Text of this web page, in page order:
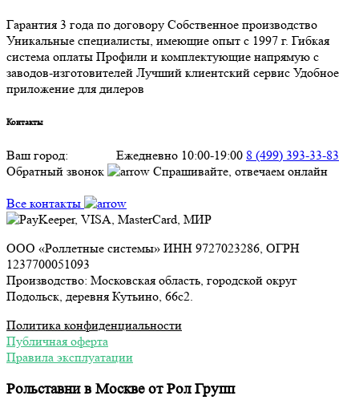
Гарантия 3 года по договору Собственное производство
Уникальные специалисты, имеющие опыт с 1997 г. Гибкая
система оплаты Профили и комплектующие напрямую с
заводов-изготовителей Лучший клиентский сервис Удобное
приложение для дилеров
Контакты
Ваш город: Ежедневно 10:00-19:00 8 (499) 393-33-83
Обратный звонок
Спрашивайте, отвечаем онлайн
Все контакты
ООО «Роллетные системы» ИНН 9727023286, ОГРН
1237700051093
Производство: Московская область, городской округ
Подольск, деревня Кутьино, 66с2.
Политика конфиденциальности
Публичная оферта
Правила эксплуатации
Рольставни в Москве от Рол Групп